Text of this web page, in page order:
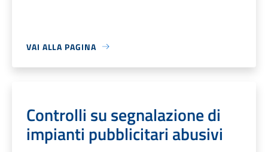
VAI ALLA PAGINA
Controlli su segnalazione di
impianti pubblicitari abusivi